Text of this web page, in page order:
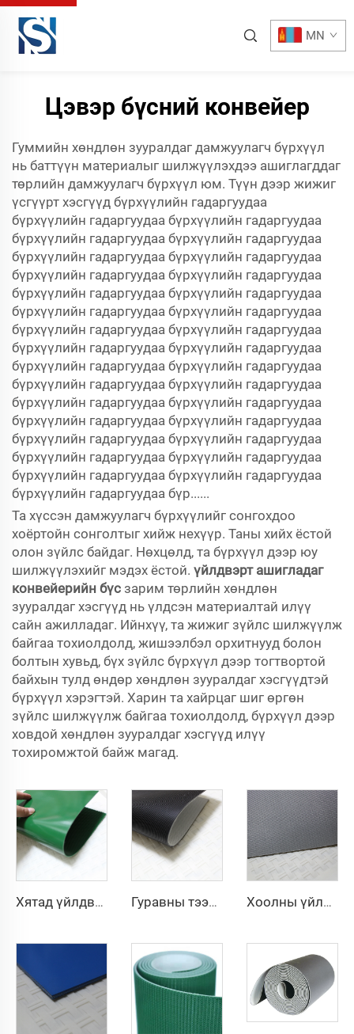
MN
Цэвэр бүсний конвейер
Гуммийн хөндлөн зууралдаг дамжуулагч бүрхүүл
нь баттүүн материалыг шилжүүлэхдээ ашиглагддаг
төрлийн дамжуулагч бүрхүүл юм. Түүн дээр жижиг
үсгүүрт хэсгүүд бүрхүүлийн гадаргуудаа
бүрхүүлийн гадаргуудаа бүрхүүлийн гадаргуудаа
бүрхүүлийн гадаргуудаа бүрхүүлийн гадаргуудаа
бүрхүүлийн гадаргуудаа бүрхүүлийн гадаргуудаа
бүрхүүлийн гадаргуудаа бүрхүүлийн гадаргуудаа
бүрхүүлийн гадаргуудаа бүрхүүлийн гадаргуудаа
бүрхүүлийн гадаргуудаа бүрхүүлийн гадаргуудаа
бүрхүүлийн гадаргуудаа бүрхүүлийн гадаргуудаа
бүрхүүлийн гадаргуудаа бүрхүүлийн гадаргуудаа
бүрхүүлийн гадаргуудаа бүрхүүлийн гадаргуудаа
бүрхүүлийн гадаргуудаа бүрхүүлийн гадаргуудаа
бүрхүүлийн гадаргуудаа бүрхүүлийн гадаргуудаа
бүрхүүлийн гадаргуудаа бүрхүүлийн гадаргуудаа
бүрхүүлийн гадаргуудаа бүрхүүлийн гадаргуудаа
бүрхүүлийн гадаргуудаа бүрхүүлийн гадаргуудаа
бүрхүүлийн гадаргуудаа бүрхүүлийн гадаргуудаа
бүрхүүлийн гадаргуудаа бүр......
Та хүссэн дамжуулагч бүрхүүлийг сонгохдоо
хоёртойн сонголтыг хийж нехүүр. Таны хийх ёстой
олон зүйлс байдаг. Нөхцөлд, та бүрхүүл дээр юу
шилжүүлэхийг мэдэх ёстой. үйлдвэрт ашигладаг
конвейерийн бүс зарим төрлийн хөндлөн
зууралдаг хэсгүүд нь үлдсэн материалтай илүү
сайн ажилладаг. Ийнхүү, та жижиг зүйлс шилжүүлж
байгаа тохиолдолд, жишээлбэл орхитнууд болон
болтын хувьд, бүх зүйлс бүрхүүл дээр тогтвортой
байхын тулд өндөр хөндлөн зууралдаг хэсгүүдтэй
бүрхүүл хэрэгтэй. Харин та хайрцаг шиг өргөн
зүйлс шилжүүлж байгаа тохиолдолд, бүрхүүл дээр
ховдой хөндлөн зууралдаг хэсгүүд илүү
тохиромжтой байж магад.
Хятад үйлдвэрлэсэн өртөг тохиромжтой PVC тээврийн зуулт Гуравны тээврийн зориулалтаар шууд үйлдвэрээс гарган авах 2 мм хар PVC цахилгаан цэнэгийг зайлуулагч даавуун конвейерийн бүрэлдэхүүн хэсэг Хоолны үйлдвэрлэлийн салбарт зориулсан үр дүнтэй ангилах, тараах зориулалттай PVC логистикийн конвейерийн бүрэлдэхүүн хэсгийн мэргэжлийн үйлдвэрлэл